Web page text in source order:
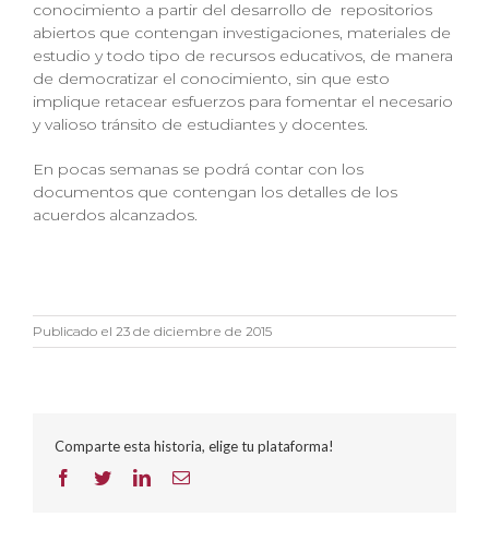
conocimiento a partir del desarrollo de repositorios
abiertos que contengan investigaciones, materiales de
estudio y todo tipo de recursos educativos, de manera
de democratizar el conocimiento, sin que esto
implique retacear esfuerzos para fomentar el necesario
y valioso tránsito de estudiantes y docentes.
En pocas semanas se podrá contar con los
documentos que contengan los detalles de los
acuerdos alcanzados.
Publicado el 23 de diciembre de 2015
Comparte esta historia, elige tu plataforma!
Facebook
TwitterLinkedInCorreo